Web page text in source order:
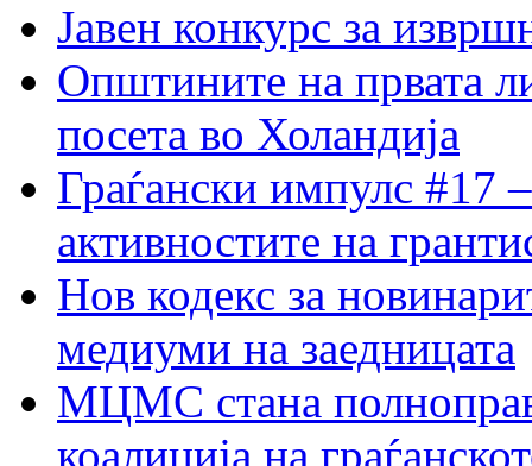
Јавен конкурс за
Општините на првата
посета во Холандија
Граѓански импулс #17
активностите на
Нов кодекс за
медиуми на заедницата
МЦМС стана
коалиција на